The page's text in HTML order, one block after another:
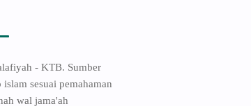
- KTB. Sumber
sesuai pemahaman
wal jama'ah